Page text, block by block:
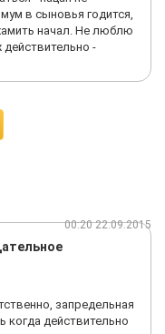
в сыновья годится,
начал. Не люблю
действительно -
00:20 22.09.2015
запредельная
когда действительно